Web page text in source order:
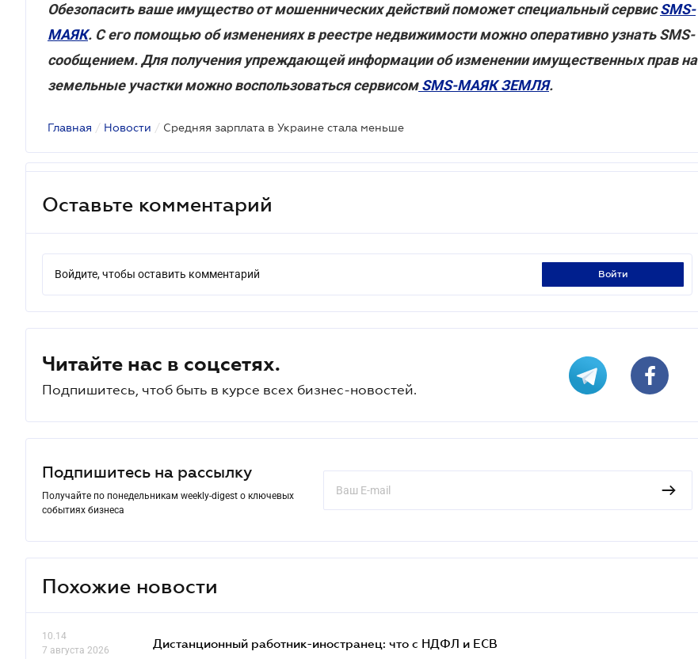
Обезопасить ваше имущество от мошеннических действий поможет специальный сервисSMS-
МАЯК. С его помощью об изменениях в реестре недвижимости можно оперативно узнать SMS-
сообщением. Для получения упреждающей информации об изменении имущественных прав на
земельные участки можно воспользоваться сервисомSMS-МАЯК ЗЕМЛЯ.
Главная / Новости / Средняя зарплата в Украине стала меньше
Оставьте комментарий
Войдите, чтобы оставить комментарий войти
Читайте нас в соцсетях.
Подпишитесь, чтоб быть в курсе всех бизнес-новостей.
Подпишитесь на рассылку
Получайте по понедельникам weekly-digest о ключевых
событиях бизнеса
Похожие новости
10.14
7 августа 2026
Дистанционный работник-иностранец: что с НДФЛ и ЕСВ